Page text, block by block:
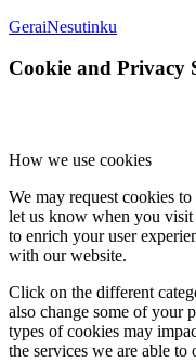
GeraiNesutinku
Cookie and Privacy
How we use cookies
We may request cookies
let us know when you
to enrich your user
with our website.
Click on the different
also change some of your
types of cookies may
the services we are able to